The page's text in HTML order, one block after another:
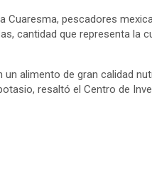
Cuaresma, pescadores
cantidad que representa la
alimento de gran calidad
resaltó el Centro de